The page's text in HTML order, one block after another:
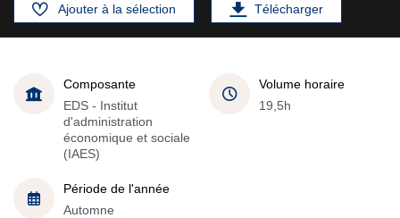
Ajouter à la sélection Télécharger
Composante
EDS - Institut
d'administration
économique et sociale
(IAES)
Volume horaire
19,5h
Période de l'année
Automne